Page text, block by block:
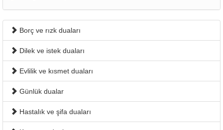
Borç ve rızk duaları
Dilek ve istek duaları
Evlilik ve kısmet duaları
Günlük dualar
Hastalık ve şifa duaları